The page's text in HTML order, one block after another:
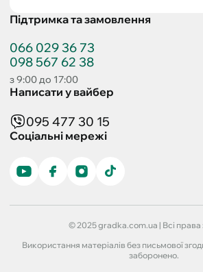
Підтримка та замовлення
066 029 36 73
098 567 62 38
з 9:00 до 17:00
Написати у вайбер
095 477 30 15
Соціальні мережі
© 2025 gradka.com.ua | Всі права
Використання матеріалів без письмової
заборонено.